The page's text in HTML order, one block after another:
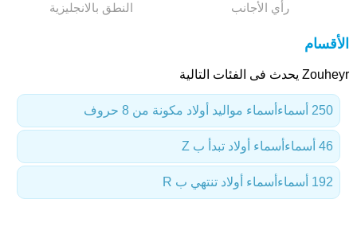
النطق بالانجليزية رأي الأجانب
الأقسام
Zouheyr يحدث فى الفئات التالية
أسماء مواليد أولاد مكونة من 8 حروف 250 أسماء
أسماء أولاد تبدأ ب Z 46 أسماء
أسماء أولاد تنتهي ب R 192 أسماء